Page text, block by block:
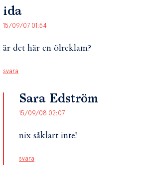
ida
15/09/07 01:54
är det här en ölreklam?
svara
Sara Edström
15/09/08 02:07
nix såklart inte!
svara